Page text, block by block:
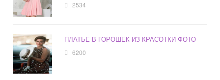
2534
ПЛАТЬЕ В ГОРОШЕК ИЗ КРАСОТКИ ФОТО
6200